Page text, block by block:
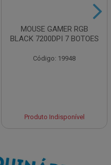
MOUSE GAMER RGB
BLACK 7200DPI 7 BOTOES
Código: 19948
Produto Indisponível